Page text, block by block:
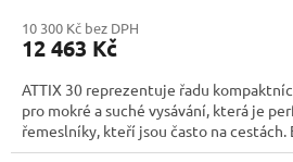
10 300 Kč bez DPH
12 463 Kč
ATTIX 30 reprezentuje řadu
pro mokré a suché vysávání, která je
řemeslníky, kteří jsou často na cestách.